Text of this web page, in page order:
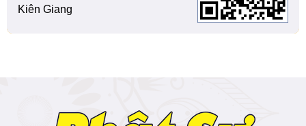
Kiên Giang